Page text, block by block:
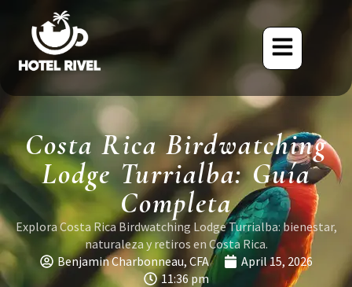
Costa Rica Birdwatching
Lodge Turrialba: Guía
Completa
Explora Costa Rica Birdwatching Lodge Turrialba: bienestar,
naturaleza y retiros en Costa Rica.
Benjamin Charbonneau, CFA
April 15, 2026
11:36 pm